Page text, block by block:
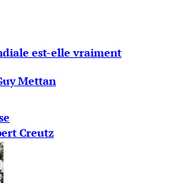
est-elle vraiment
Mettan
Creutz